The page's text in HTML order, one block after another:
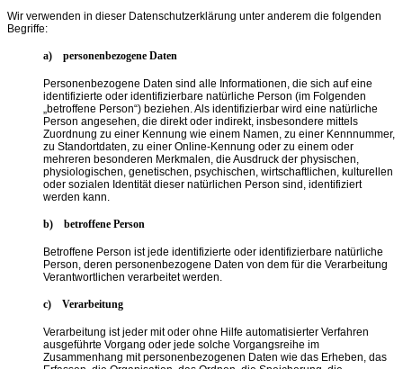
Wir verwenden in dieser Datenschutzerklärung unter anderem die folgenden
Begriffe:
a) personenbezogene Daten
Personenbezogene Daten sind alle Informationen, die sich auf eine
identifizierte oder identifizierbare natürliche Person (im Folgenden
„betroffene Person“) beziehen. Als identifizierbar wird eine natürliche
Person angesehen, die direkt oder indirekt, insbesondere mittels
Zuordnung zu einer Kennung wie einem Namen, zu einer Kennnummer,
zu Standortdaten, zu einer Online-Kennung oder zu einem oder
mehreren besonderen Merkmalen, die Ausdruck der physischen,
physiologischen, genetischen, psychischen, wirtschaftlichen, kulturellen
oder sozialen Identität dieser natürlichen Person sind, identifiziert
werden kann.
b) betroffene Person
Betroffene Person ist jede identifizierte oder identifizierbare natürliche
Person, deren personenbezogene Daten von dem für die Verarbeitung
Verantwortlichen verarbeitet werden.
c) Verarbeitung
Verarbeitung ist jeder mit oder ohne Hilfe automatisierter Verfahren
ausgeführte Vorgang oder jede solche Vorgangsreihe im
Zusammenhang mit personenbezogenen Daten wie das Erheben, das